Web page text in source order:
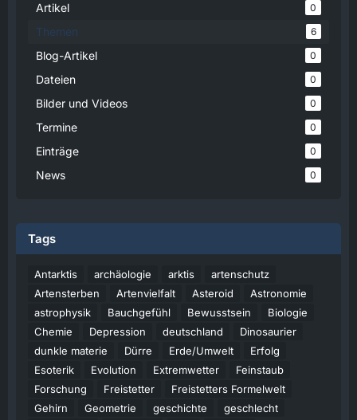
Artikel 0
Themen 6
Blog-Artikel 0
Dateien 0
Bilder und Videos 0
Termine 0
Einträge 0
News 0
Tags
Antarktis archäologie arktis
artenschutz
Artensterben
Artenvielfalt Asteroid
Astronomie
astrophysik
Bauchgefühl Bewusstsein
Biologie
Chemie
Depression deutschland
Dinosaurier
dunkle materie
Dürre Erde/Umwelt
Erfolg
Esoterik
Evolution Extremwetter
Feinstaub
Forschung
Freistetter
Freistetters Formelwelt
Gehirn
Geometrie geschichte
geschlecht